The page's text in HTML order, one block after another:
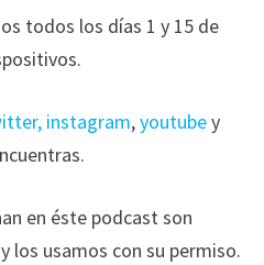
todos los días 1 y 15 de
instagram,youtubey
en éste podcast son
y los usamos con su permiso.